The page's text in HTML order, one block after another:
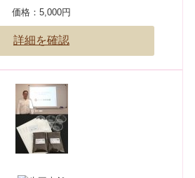
価格： 5,000円
詳細を確認